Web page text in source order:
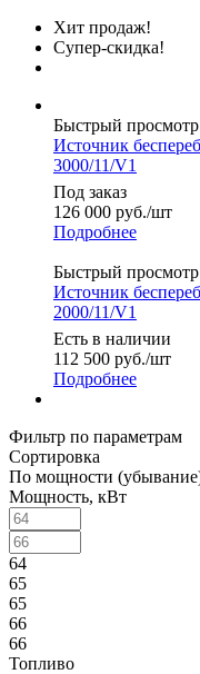
Хит продаж!
Супер-скидка!
Быстрый просмотр
Источник
3000/11/V1
Под заказ
126 000 руб./шт
Подробнее
Быстрый просмотр
Источник
2000/11/V1
Есть в наличии
112 500 руб./шт
Подробнее
Фильтр по параметрам
Сортировка
По мощности
Мощность, кВт
64
65
65
66
66
Топливо